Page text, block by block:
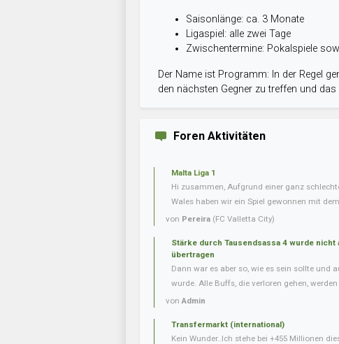
Saisonlänge: ca. 3 Monate
Ligaspiel: alle zwei Tage
Zwischentermine: Pokalspiele
Der Name ist Programm: In der Regel
den nächsten Gegner zu treffen und
Foren Aktivitäten
Malta Liga 1
Hi zusammen, Aufgrund einer ganz
Wales haben wir ein Spiel gewonnen mit
von Pereira (FC Valletta City)
Stärke durch Tausendsassa 4 wurde nicht
übertragen
Dann war es aber so, wie es sein sollte und
wurde. Alle Buffs, die verloren gehen, werden
vonAdmin
Transfermarkt (international)
Kein Wunder..Ich stehe bei +455 Millionen